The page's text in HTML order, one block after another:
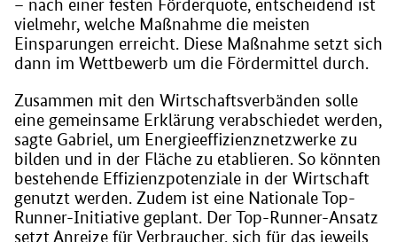
– nach einer festen Förderquote, entscheidend ist
vielmehr, welche Maßnahme die meisten
Einsparungen erreicht. Diese Maßnahme setzt sich
dann im Wettbewerb um die Fördermittel durch.
Zusammen mit den Wirtschaftsverbänden solle
eine gemeinsame Erklärung verabschiedet werden,
sagte Gabriel, um Energieeffizienznetzwerke zu
bilden und in der Fläche zu etablieren. So könnten
bestehende Effizienzpotenziale in der Wirtschaft
genutzt werden. Zudem ist eine Nationale Top-
Runner-Initiative geplant. Der Top-Runner-Ansatz
setzt Anreize für Verbraucher, sich für das jeweils